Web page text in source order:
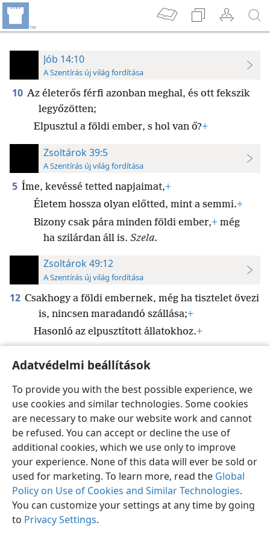
Adatvédelmi beállítások
To provide you with the best possible experience, we
use cookies and similar technologies. Some cookies
are necessary to make our website work and cannot
be refused. You can accept or decline the use of
additional cookies, which we use only to improve
your experience. None of this data will ever be sold or
used for marketing. To learn more, read the Global
Policy on Use of Cookies and Similar Technologies.
You can customize your settings at any time by going
to Privacy Settings.
Jób 14:10
A Szentírás új világ fordítása
10 Az életerős férfi azonban meghal, és ott fekszik
legyőzötten;
Elpusztul a földi ember, s hol van ő?+
Zsoltárok 39:5
A Szentírás új világ fordítása
5 Íme, kevéssé tetted napjaimat,+
Életem hossza olyan előtted, mint a semmi.+
Bizony csak pára minden földi ember,+ még
ha szilárdan áll is. Szela.
Zsoltárok 49:12
A Szentírás új világ fordítása
12 Csakhogy a földi embernek, még ha tisztelet övezi
is, nincsen maradandó szállása;+
Hasonló az elpusztított állatokhoz.+
Magyar Beállítások
Copyright© 2026 Watch Tower Bible and Tract Society of Pennsylvania
Felhasználási feltételek
Bizalmas információra vonatkozó szabályok
Adatvédelmi beállítások
JW.ORG Bejelentkezés